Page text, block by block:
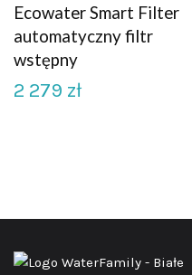
Ecowater Smart Filter
automatyczny filtr
wstępny
2 279 zł